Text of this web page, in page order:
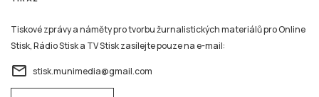
Tiskové zprávy a náměty pro tvorbu žurnalistických materiálů pro Online
Stisk, Rádio Stisk a TV Stisk zasílejte pouze na e-mail:
email stisk.munimedia@gmail.com